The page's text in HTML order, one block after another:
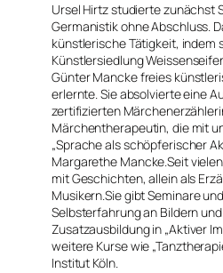
Ursel Hirtz studierte zunächst
Germanistik ohne Abschluss.
künstlerische Tätigkeit, indem
Künstlersiedlung
Günter Mancke freies
erlernte. Sie absolvierte eine
zertifizierten
Märchentherapeutin, die mit
„Sprache als schöpferischer
Margarethe Mancke.Seit
mit Geschichten, allein als
Musikern.Sie gibt Seminare
Selbsterfahrung an Bildern
Zusatzausbildung in „Aktiver
weitere Kurse wie
Institut Köln.